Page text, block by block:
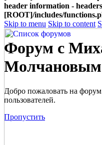
header information -
[ROOT]/includes/
Skip to menu Skip to content
Форум с
Молчановым
Добро пожаловать на
пользователей.
Пропустить